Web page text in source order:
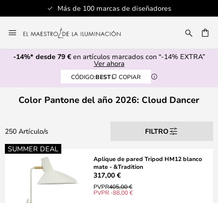
de 100 marcas de diseñadores
al
contenido
-14%* desde 79 €en artículos marcados con “-14% EXTRA”
Ver ahora
CÓDIGO:BEST COPIAR
Color Pantone del año 2026: Cloud Dancer
250 Artículo/s
FILTRO
SUMMER DEAL
Aplique de pared Tripod HM12 blanco
mate - &Tradition
317,00 €
PVPR405,00 €
PVPR -88,00 €